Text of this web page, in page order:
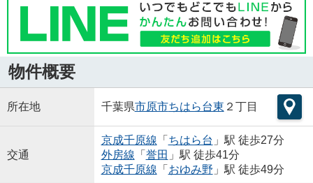
物件概要
所在地 千葉県市原市ちはら台東 ２丁目
交通
京成千原線 「 ちはら台 」駅 徒歩27分
外房線 「 誉田 」駅 徒歩41分
京成千原線 「 おゆみ野 」駅 徒歩49分